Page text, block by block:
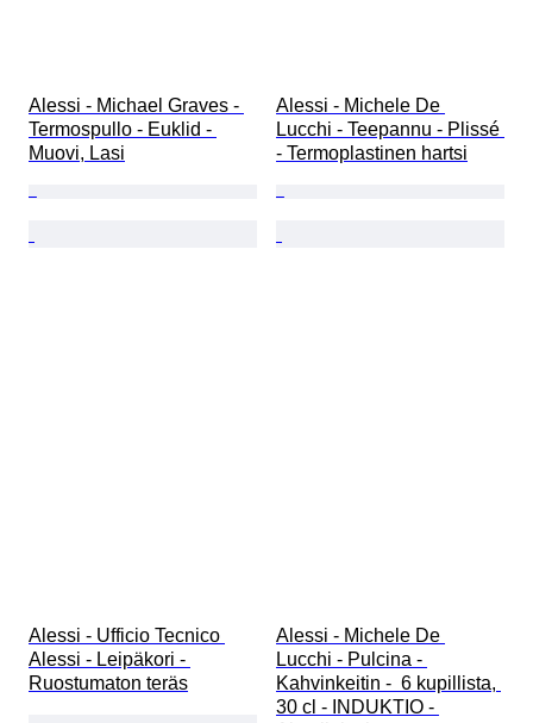
Alessi - Michael Graves -
Termospullo - Euklid -
Muovi, Lasi
Alessi - Michele De
Lucchi - Teepannu - Plissé
- Termoplastinen hartsi
Alessi - Ufficio Tecnico
Alessi - Leipäkori -
Ruostumaton teräs
Alessi - Michele De
Lucchi - Pulcina -
Kahvinkeitin -  6 kupillista,
30 cl - INDUKTIO -